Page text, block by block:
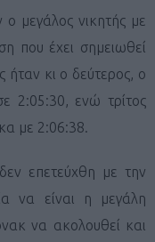
μεγάλος νικητής με
που έχει σημειωθεί
ήταν κι ο δεύτερος, ο
2:05:30, ενώ τρίτος
με 2:06:38.
επετεύχθη με την
να είναι η μεγάλη
να ακολουθεί και